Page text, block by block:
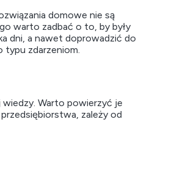
domowe nie są
warto zadbać o to, by były
dni, a nawet doprowadzić do
typu zdarzeniom.
Warto powierzyć je
zależy od